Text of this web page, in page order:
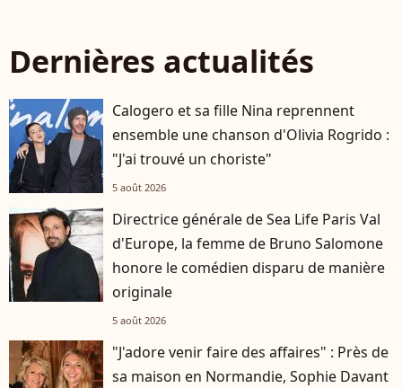
Dernières actualités
Calogero et sa fille Nina reprennent
ensemble une chanson d'Olivia Rogrido :
"J'ai trouvé un choriste"
5 août 2026
Directrice générale de Sea Life Paris Val
d'Europe, la femme de Bruno Salomone
honore le comédien disparu de manière
originale
5 août 2026
"J'adore venir faire des affaires" : Près de
sa maison en Normandie, Sophie Davant